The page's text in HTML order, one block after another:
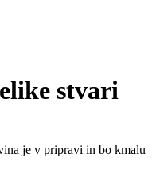
stvari
je v pripravi in ​​bo kmalu